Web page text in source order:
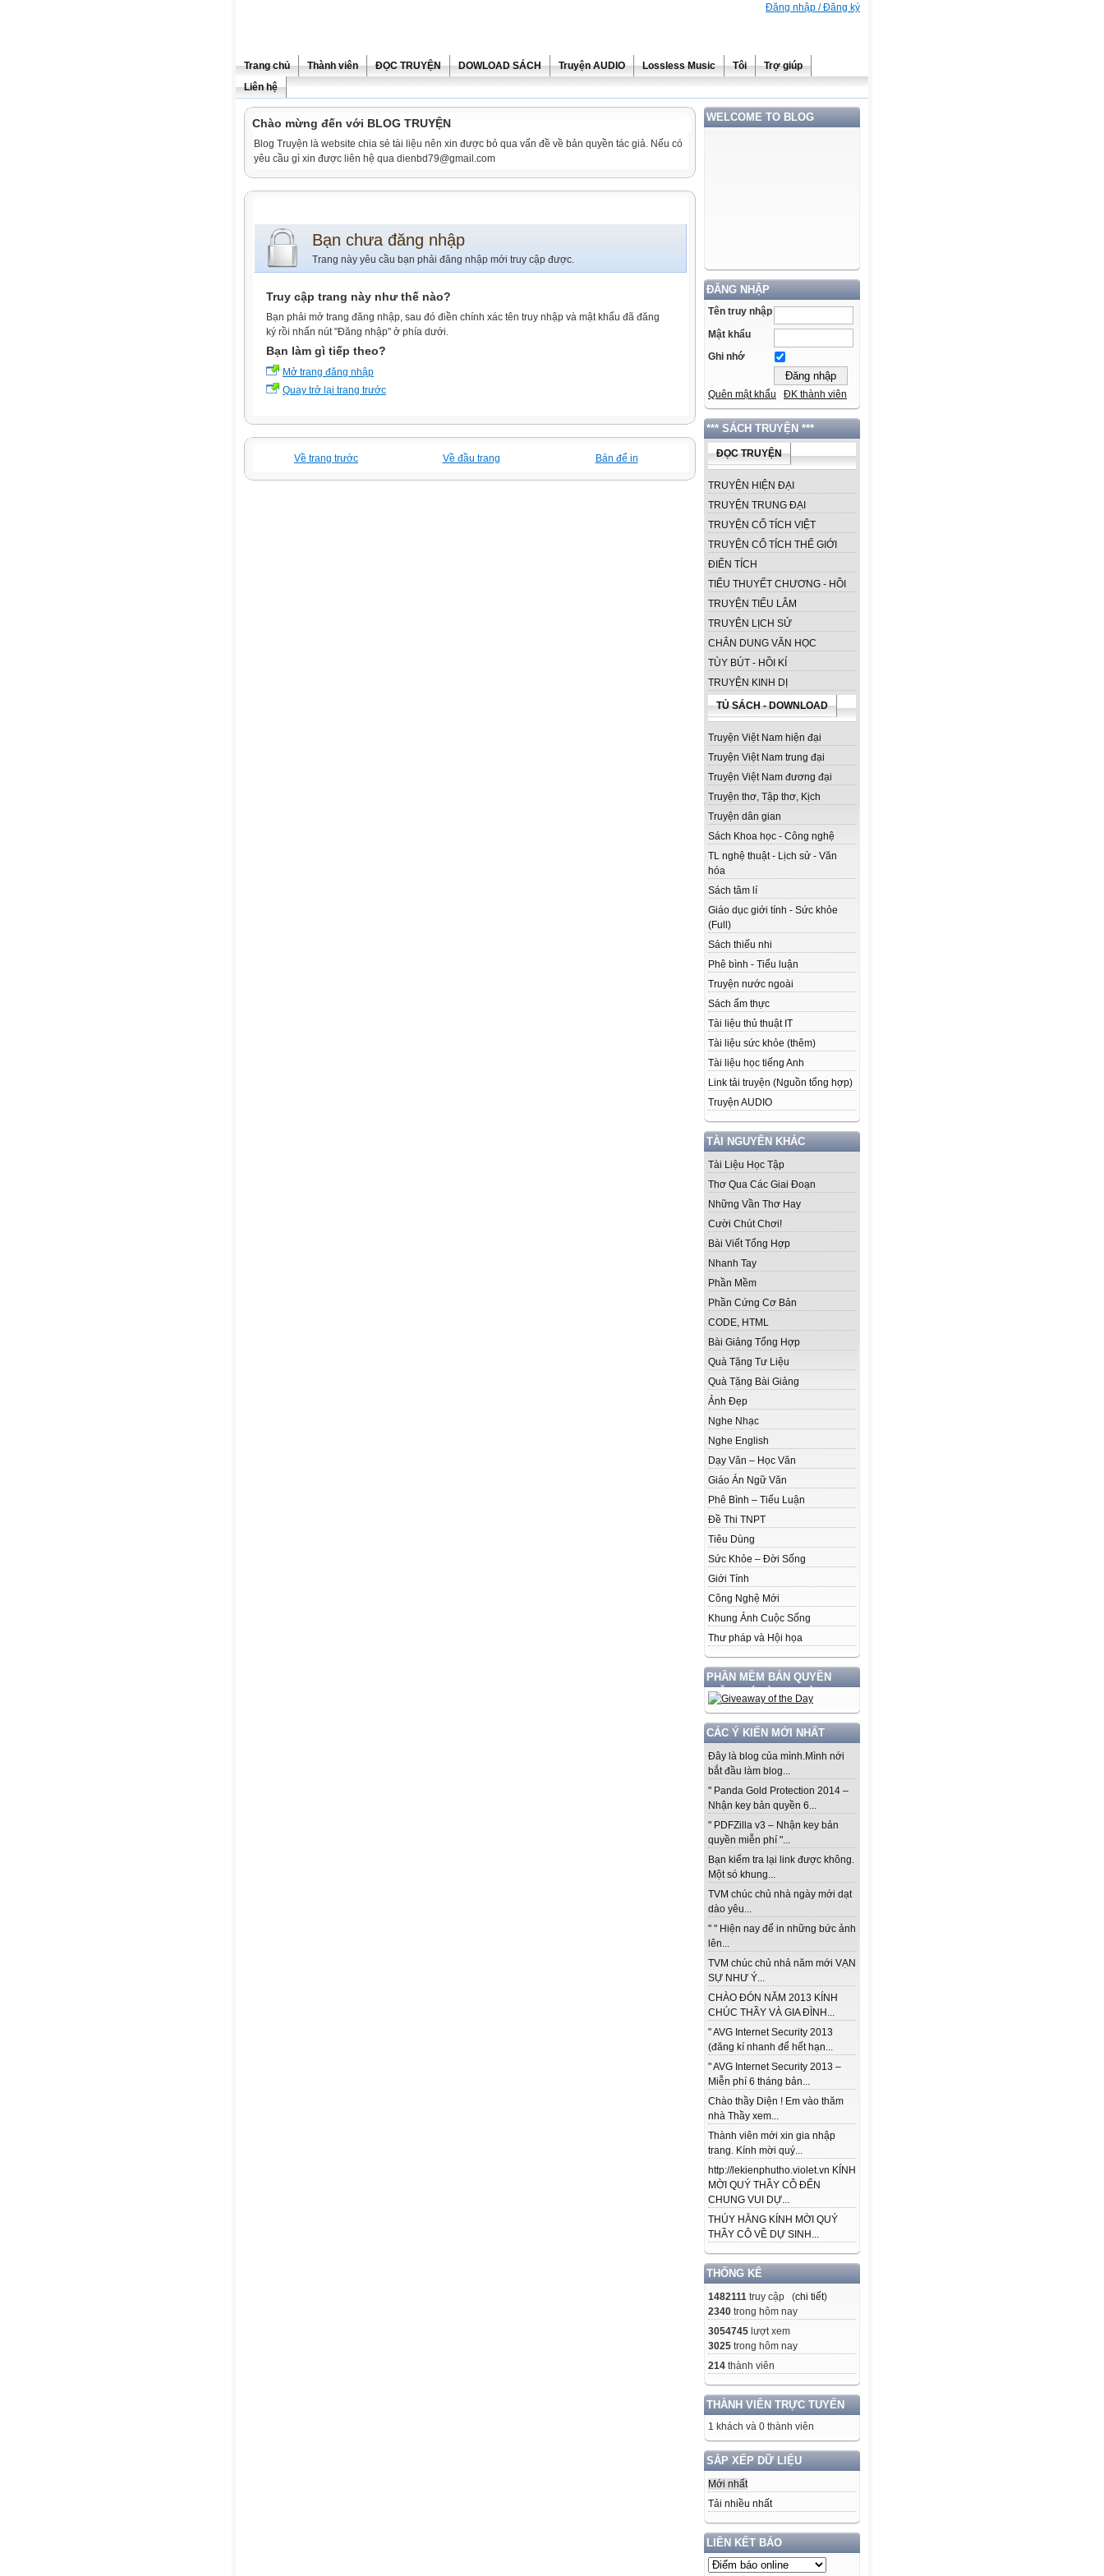
Đăng nhập / Đăng ký
Trang chủ Thành viên ĐỌC TRUYỆN DOWLOAD SÁCH Truyện AUDIO Lossless Music Tôi
Trợ giúp
Liên hệ
WELCOME TO BLOG
ĐĂNG NHẬP
Tên truy nhập
Mật khẩu
Ghi nhớ
Quên mật khẩu ĐK thành viên
*** SÁCH TRUYỆN ***
ĐỌC TRUYỆN
TRUYỆN HIỆN ĐẠI
TRUYỆN TRUNG ĐẠI
TRUYỆN CỔ TÍCH VIỆT
TRUYỆN CỔ TÍCH THẾ GIỚI
ĐIỂN TÍCH
TIỂU THUYẾT CHƯƠNG - HỒI
TRUYỆN TIẾU LÂM
TRUYỆN LỊCH SỬ
CHÂN DUNG VĂN HỌC
TÙY BÚT - HỒI KÍ
TRUYỆN KINH DỊ
TỦ SÁCH - DOWNLOAD
Truyện Việt Nam hiện đại
Truyện Việt Nam trung đại
Truyện Việt Nam đương đại
Truyện thơ, Tập thơ, Kịch
Truyện dân gian
Sách Khoa học - Công nghệ
TL nghệ thuật - Lịch sử - Văn
hóa
Sách tâm lí
Giáo dục giới tính - Sức khỏe
(Full)
Sách thiếu nhi
Phê bình - Tiểu luận
Truyện nước ngoài
Sách ẩm thực
Tài liệu thủ thuật IT
Tài liệu sức khỏe (thêm)
Tài liệu học tiếng Anh
Link tải truyện (Nguồn tổng hợp)
Truyện AUDIO
TÀI NGUYÊN KHÁC
Tài Liệu Học Tập
Thơ Qua Các Giai Đoạn
Những Vần Thơ Hay
Cười Chút Chơi!
Bài Viết Tổng Hợp
Nhanh Tay
Phần Mềm
Phần Cứng Cơ Bản
CODE, HTML
Bài Giảng Tổng Hợp
Quà Tặng Tư Liệu
Quà Tặng Bài Giảng
Ảnh Đẹp
Nghe Nhạc
Nghe English
Dạy Văn – Học Văn
Giáo Án Ngữ Văn
Phê Bình – Tiểu Luận
Đề Thi TNPT
Tiêu Dùng
Sức Khỏe – Đời Sống
Giới Tính
Công Nghệ Mới
Khung Ảnh Cuộc Sống
Thư pháp và Hội họa
PHẦN MỀM BẢN QUYỀN
MIỄN PHÍ HÀNG NGÀY
CÁC Ý KIẾN MỚI NHẤT
Đây là blog của mình.Mình nới
bắt đầu làm blog...
" Panda Gold Protection 2014 –
Nhận key bản quyền 6...
" PDFZilla v3 – Nhận key bản
quyền miễn phí "...
Bạn kiểm tra lại link được không.
Một só khung...
TVM chúc chủ nhà ngày mới dạt
dào yêu...
" " Hiện nay để in những bức ảnh
lên...
TVM chúc chủ nhả năm mới VẠN
SỰ NHƯ Ý...
CHÀO ĐÓN NĂM 2013 KÍNH
CHÚC THẦY VÀ GIA ĐÌNH...
" AVG Internet Security 2013
(đăng kí nhanh để hết hạn...
" AVG Internet Security 2013 –
Miễn phí 6 tháng bản...
Chào thầy Diện ! Em vào thăm
nhà Thầy xem...
Thành viên mới xin gia nhập
trang. Kính mời quý...
http://lekienphutho.violet.vn KÍNH
MỜI QUÝ THẦY CÔ ĐẾN
CHUNG VUI DỰ...
THÚY HẰNG KÍNH MỜI QUÝ
THẦY CÔ VỀ DỰ SINH...
THỐNG KÊ
1482111 truy cập (chi tiết)
2340 trong hôm nay
3054745 lượt xem
3025 trong hôm nay
214 thành viên
THÀNH VIÊN TRỰC TUYẾN
1 khách và 0 thành viên
SẮP XẾP DỮ LIỆU
Mới nhất
Tải nhiều nhất
LIÊN KẾT BÁO
Chào mừng đến với BLOG TRUYỆN
Blog Truyện là website chia sẻ tài liệu nên xin được bỏ qua vấn đề về bản quyền tác giả. Nếu có
yêu cầu gì xin được liên hệ qua dienbd79@gmail.com
Bạn chưa đăng nhập
Trang này yêu cầu bạn phải đăng nhập mới truy cập được.
Truy cập trang này như thế nào?
Bạn phải mở trang đăng nhập, sau đó điền chính xác tên truy nhập và mật khẩu đã đăng
ký rồi nhấn nút "Đăng nhập" ở phía dưới.
Bạn làm gì tiếp theo?
Mở trang đăng nhập
Quay trở lại trang trước
Về trang trước Về đầu trang Bản để in